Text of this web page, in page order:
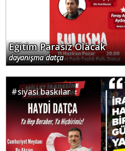
Eğitim Parasız Olacak
dayanışma datça
#siyasi baskılar